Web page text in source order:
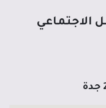
الاجتماعي